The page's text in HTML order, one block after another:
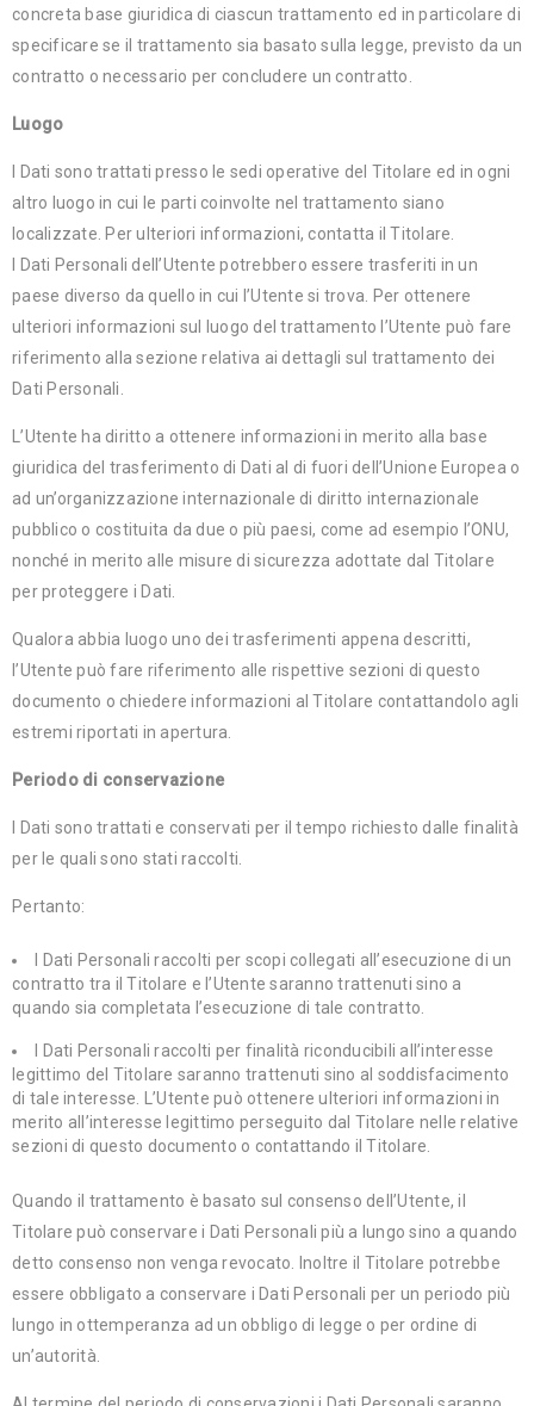
concreta base giuridica di ciascun trattamento ed in particolare di
specificare se il trattamento sia basato sulla legge, previsto da un
contratto o necessario per concludere un contratto.
Luogo
I Dati sono trattati presso le sedi operative del Titolare ed in ogni
altro luogo in cui le parti coinvolte nel trattamento siano
localizzate. Per ulteriori informazioni, contatta il Titolare.
I Dati Personali dell’Utente potrebbero essere trasferiti in un
paese diverso da quello in cui l’Utente si trova. Per ottenere
ulteriori informazioni sul luogo del trattamento l’Utente può fare
riferimento alla sezione relativa ai dettagli sul trattamento dei
Dati Personali.
L’Utente ha diritto a ottenere informazioni in merito alla base
giuridica del trasferimento di Dati al di fuori dell’Unione Europea o
ad un’organizzazione internazionale di diritto internazionale
pubblico o costituita da due o più paesi, come ad esempio l’ONU,
nonché in merito alle misure di sicurezza adottate dal Titolare
per proteggere i Dati.
Qualora abbia luogo uno dei trasferimenti appena descritti,
l’Utente può fare riferimento alle rispettive sezioni di questo
documento o chiedere informazioni al Titolare contattandolo agli
estremi riportati in apertura.
Periodo di conservazione
I Dati sono trattati e conservati per il tempo richiesto dalle finalità
per le quali sono stati raccolti.
Pertanto:
I Dati Personali raccolti per scopi collegati all’esecuzione di un
contratto tra il Titolare e l’Utente saranno trattenuti sino a
quando sia completata l’esecuzione di tale contratto.
I Dati Personali raccolti per finalità riconducibili all’interesse
legittimo del Titolare saranno trattenuti sino al soddisfacimento
di tale interesse. L’Utente può ottenere ulteriori informazioni in
merito all’interesse legittimo perseguito dal Titolare nelle relative
sezioni di questo documento o contattando il Titolare.
Quando il trattamento è basato sul consenso dell’Utente, il
Titolare può conservare i Dati Personali più a lungo sino a quando
detto consenso non venga revocato. Inoltre il Titolare potrebbe
essere obbligato a conservare i Dati Personali per un periodo più
lungo in ottemperanza ad un obbligo di legge o per ordine di
un’autorità.